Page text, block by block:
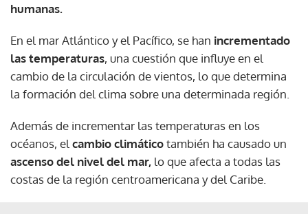
humanas.
En el mar Atlántico y el Pacífico, se han incrementado
las temperaturas, una cuestión que influye en el
cambio de la circulación de vientos, lo que determina
la formación del clima sobre una determinada región.
Además de incrementar las temperaturas en los
océanos, el cambio climáticotambién ha causado un
ascenso del nivel del mar, lo que afecta a todas las
costas de la región centroamericana y del Caribe.